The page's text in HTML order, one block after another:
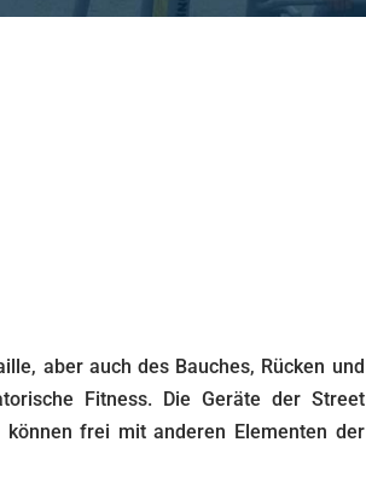
aber auch des Bauches, Rücken und
Fitness. Die Geräte der Street
frei mit anderen Elementen der